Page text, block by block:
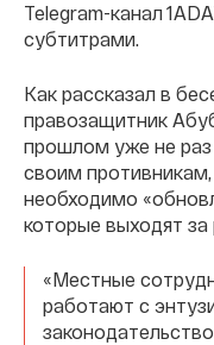
Telegram-канал
субтитрами.
Как рассказал в
правозащитник
прошлом уже не
своим
необходимо
которые выходят за
«Местные
работают с